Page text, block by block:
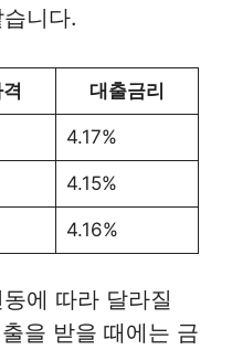
니다.
대출금리
4.17%
4.15%
4.16%
에 따라 달라질
을 받을 때에는 금